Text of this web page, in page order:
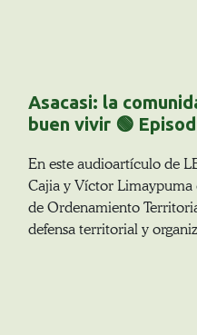
Asacasi: la
buen vivir 🟢
En este audioartículo de
Cajia y Víctor Limaypuma
de Ordenamiento
defensa territorial y